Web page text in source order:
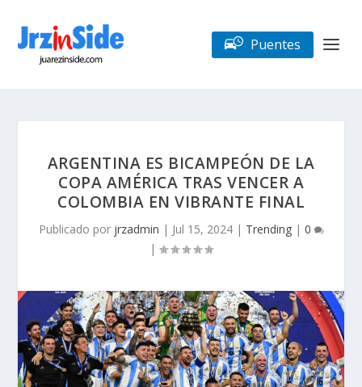
Puentes
ARGENTINA ES BICAMPEÓN DE LA
COPA AMÉRICA TRAS VENCER A
COLOMBIA EN VIBRANTE FINAL
Publicado por jrzadmin | Jul 15, 2024| Trending| 0
|